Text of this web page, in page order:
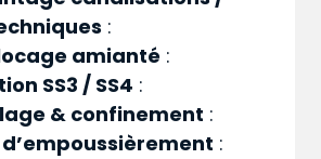
:
amianté :
SS3 / SS4 :
& confinement :
: